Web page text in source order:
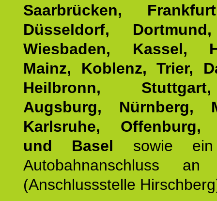
Saarbrücken,
Düsseldorf,
Wiesbaden, Kassel,
Mainz, Koblenz, Trier,
Heilbronn,
Augsburg, Nürnberg,
Karlsruhe, Offenburg,
und Basel sowie ein
Autobahnanschluss
(Anschlussstelle